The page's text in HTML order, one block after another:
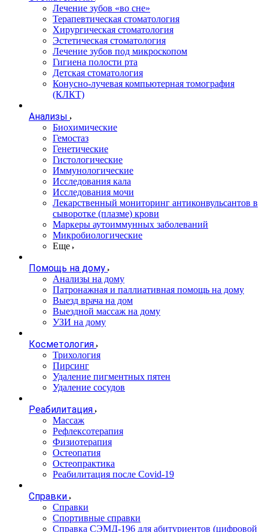
Лечение зубов «во сне»
Терапевтическая стоматология
Хирургическая стоматология
Эстетическая стоматология
Лечение зубов под микроскопом
Гигиена полости рта
Детская стоматология
Конусно-лучевая компьютерная томография
(КЛКТ)
Анализы
Биохимические
Гемостаз
Генетические
Гистологические
Иммунологические
Исследования кала
Исследования мочи
Лекарственный мониторинг антиконвульсантов в
сыворотке (плазме) крови
Маркеры аутоиммунных заболеваний
Микробиологические
Еще
Помощь на дому
Анализы на дому
Патронажная и паллиативная помощь на дому
Выезд врача на дом
Выездной массаж на дому
УЗИ на дому
Косметология
Трихология
Пирсинг
Удаление пигментных пятен
Удаление сосудов
Реабилитация
Массаж
Рефлексотерапия
Физиотерапия
Остеопатия
Остеопрактика
Реабилитация после Covid-19
Справки
Справки
Спортивные справки
Справка СЭМД‑196 для абитуриентов (цифровой